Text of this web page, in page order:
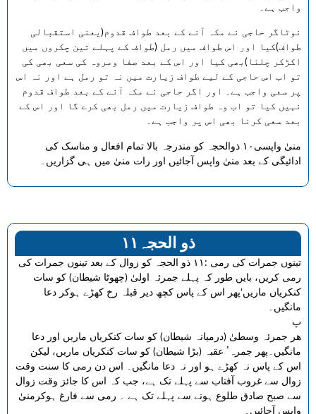
واجب ہے۔
نوٹاگر حاجی نے مکہ آنے کے بعد طواف قدوم(یعنی استقبالی
طواف)کیا اور اس طواف میں رمل (طواف کے پہلے تین چکروں میں
اکڑکر چلنا)بھی کیا اور اس کے بعد صفا ومروہ کی سعی بھی کی
تو اب اس حاجی کے لیے طواف زیارت میں نہ تو رمل ہے اور نہ اس
پر سعی واجب ہے۔ اور اگر حاجی نے مکہ آنے کے بعد طواف قدوم
نہیں کیا تو اب وہ طواف زیارت میں رمل بھی کرے گا اور اس کے
بعد سعی کرنا بھی اس پر واجب ہے۔
منیٰ واپسی۱۰ ذوالحجہ کو مندرجہ بالا تمام افعال و مناسک کی
ادائیگی کے بعد منیٰ واپس آجائیں اور رات منیٰ میں ہی گزاریں۔
۱۱ذو الحجہ
تینوں جمرات کی رمی :۱۱ ذو الحجہ کو زوال کے بعد تینوں جمرات کی
رمی کریں، بایں طور کہ پہلے جمرئہ اولیٰ (چھوٹا شیطان) کو سات
کنکریاں ماریں‘پھر اس کے پاس کچھ دیر قبلہ رخ کھڑے ہوکر دعا
مانگیں۔
پ
ھر جمرئہ وسطیٰ (درمیانہ شیطان) کو سات کنکریاں ماریں اور دعا
مانگیں۔پھر جمرہٴ عقبہ (بڑا شیطان) کو سات کنکریاں ماریں، لیکن
اس کے پاس نہ کھڑے ہو اور نہ دعا مانگیں۔ اس دن رمی کا سنت وقت
زوال سے غروب آفتاب سے پہلے تک ہے، جب کہ اس کا جائز وقت زوال
سے صبح صادق طلوع ہونے سے پہلے تک ہے ۔ رمی سے فارغ ہوکرمنیٰ
واپس آجائیں۔